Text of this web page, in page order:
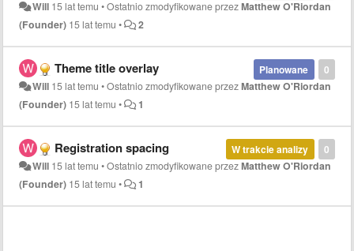
Will 15 lat temu •Ostatnio zmodyfikowane przezMatthew O'Riordan
(Founder) 15 lat temu • 2
0
Planowane
Theme title overlay
Will 15 lat temu •Ostatnio zmodyfikowane przezMatthew O'Riordan
(Founder) 15 lat temu • 1
0
W trakcie analizy
Registration spacing
Will 15 lat temu •Ostatnio zmodyfikowane przezMatthew O'Riordan
(Founder) 15 lat temu • 1